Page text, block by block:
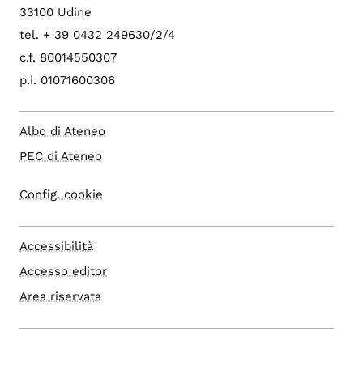
33100 Udine
tel. + 39 0432 249630/2/4
c.f. 80014550307
p.i. 01071600306
Albo di Ateneo
PEC di Ateneo
Config. cookie
Accessibilità
Accesso editor
Area riservata